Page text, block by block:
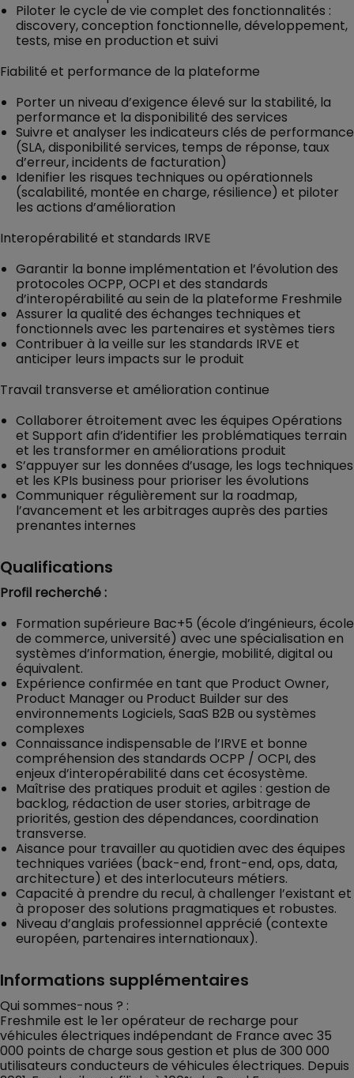
Piloter le cycle de vie complet des fonctionnalités :
discovery, conception fonctionnelle, développement,
tests, mise en production et suivi
Fiabilité et performance de la plateforme
Porter un niveau d’exigence élevé sur la stabilité, la
performance et la disponibilité des services
Suivre et analyser les indicateurs clés de performance
(SLA, disponibilité services, temps de réponse, taux
d’erreur, incidents de facturation)
Idenifier les risques techniques ou opérationnels
(scalabilité, montée en charge, résilience) et piloter
les actions d’amélioration
Interopérabilité et standards IRVE
Garantir la bonne implémentation et l’évolution des
protocoles OCPP, OCPI et des standards
d’interopérabilité au sein de la plateforme Freshmile
Assurer la qualité des échanges techniques et
fonctionnels avec les partenaires et systèmes tiers
Contribuer à la veille sur les standards IRVE et
anticiper leurs impacts sur le produit
Travail transverse et amélioration continue
Collaborer étroitement avec les équipes Opérations
et Support afin d’identifier les problématiques terrain
et les transformer en améliorations produit
S’appuyer sur les données d’usage, les logs techniques
et les KPIs business pour prioriser les évolutions
Communiquer régulièrement sur la roadmap,
l’avancement et les arbitrages auprès des parties
prenantes internes
Qualifications
Profil recherché :
Formation supérieure Bac+5 (école d’ingénieurs, école
de commerce, université) avec une spécialisation en
systèmes d’information, énergie, mobilité, digital ou
équivalent.
Expérience confirmée en tant que Product Owner,
Product Manager ou Product Builder sur des
environnements Logiciels, SaaS B2B ou systèmes
complexes
Connaissance indispensable de l’IRVE et bonne
compréhension des standards OCPP / OCPI, des
enjeux d’interopérabilité dans cet écosystème.
Maîtrise des pratiques produit et agiles : gestion de
backlog, rédaction de user stories, arbitrage de
priorités, gestion des dépendances, coordination
transverse.
Aisance pour travailler au quotidien avec des équipes
techniques variées (back-end, front-end, ops, data,
architecture) et des interlocuteurs métiers.
Capacité à prendre du recul, à challenger l’existant et
à proposer des solutions pragmatiques et robustes.
Niveau d’anglais professionnel apprécié (contexte
européen, partenaires internationaux).
Informations supplémentaires
Qui sommes-nous ? :
Freshmile est le 1er opérateur de recharge pour
véhicules électriques indépendant de France avec 35
000 points de charge sous gestion et plus de 300 000
utilisateurs conducteurs de véhicules électriques. Depuis